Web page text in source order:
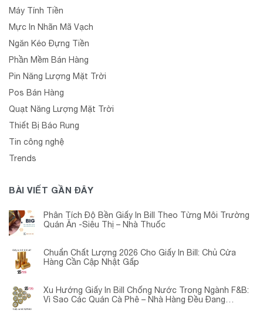
Máy Tính Tiền
Mực In Nhãn Mã Vạch
Ngăn Kéo Đựng Tiền
Phần Mềm Bán Hàng
Pin Năng Lượng Mặt Trời
Pos Bán Hàng
Quạt Năng Lượng Mặt Trời
Thiết Bị Báo Rung
Tin công nghệ
Trends
BÀI VIẾT GẦN ĐÂY
Phân Tích Độ Bền Giấy In Bill Theo Từng Môi Trường
Quán Ăn -Siêu Thị – Nhà Thuốc
Chuẩn Chất Lượng 2026 Cho Giấy In Bill: Chủ Cửa
Hàng Cần Cập Nhật Gấp
Xu Hướng Giấy In Bill Chống Nước Trong Ngành F&B:
Vì Sao Các Quán Cà Phê – Nhà Hàng Đều Đang